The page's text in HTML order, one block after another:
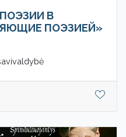
В
ПОЭЗИЕЙ»